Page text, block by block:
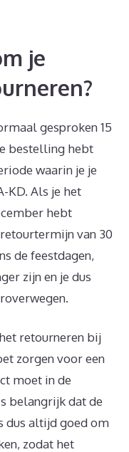
je
gesproken 15
bestelling hebt
waarin je je
KD. Als je het
hebt
van 30
de feestdagen,
zijn en je dus
retourneren bij
zorgen voor een
moet in de
belangrijk dat de
dus altijd goed om
zodat het